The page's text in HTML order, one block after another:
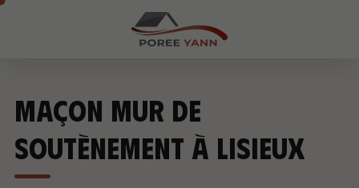
Maçon mur de
soutènement à Lisieux